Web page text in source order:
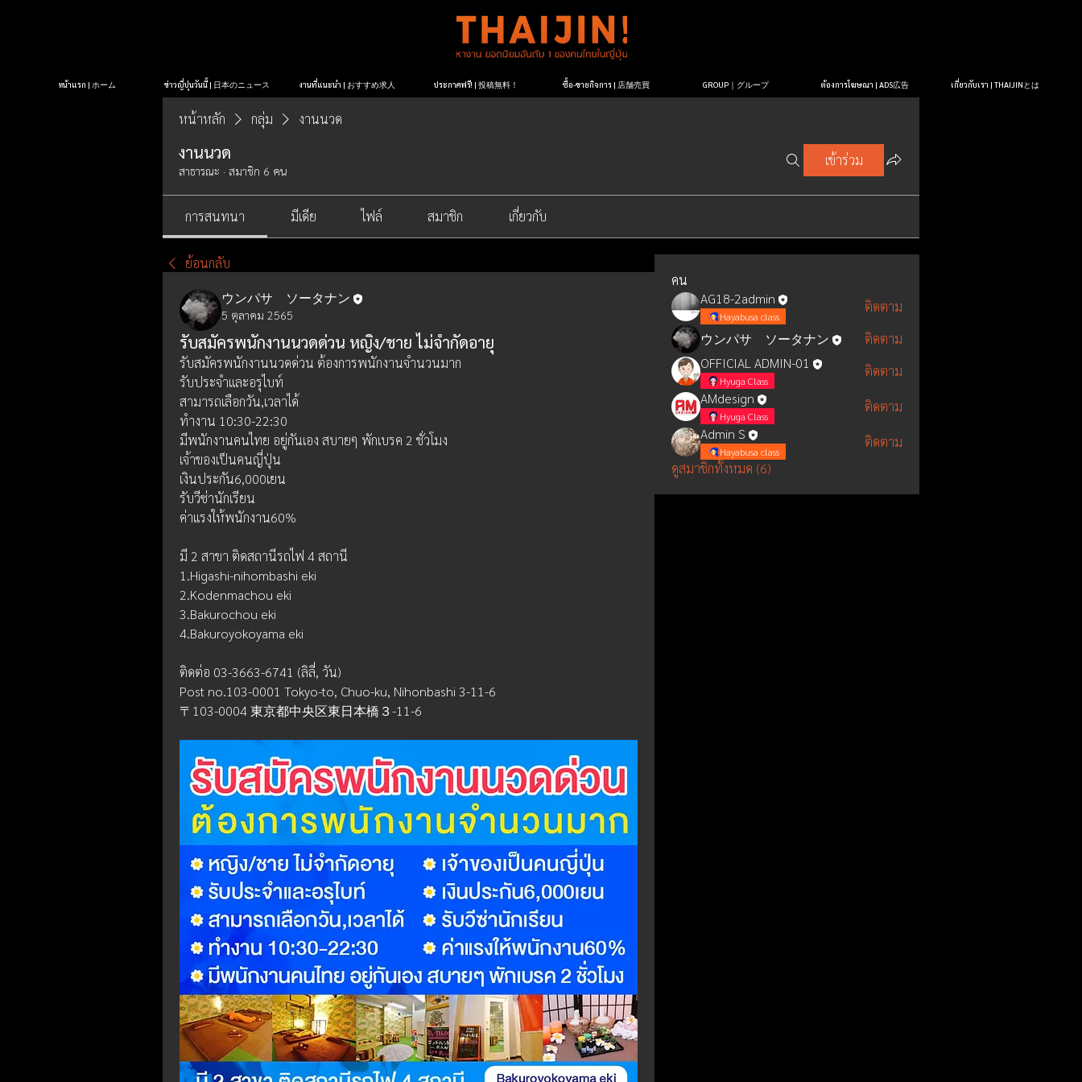
หน้าแรก | ホーム ข่าวญี่ปุ่นวันนี้ | 日本のニュース งานที่แนะนำ | おすすめ求人 ประกาศฟรี! | 投稿無料！ ซื้อ-ขายกิจการ | 店舗売買 GROUP｜グループ ต้องการโฆษณา | ADS広告 เกี่ยวกับเรา | THAIJINとは
หน้าหลัก กลุ่ม งานนวด
งานนวด
สาธารณะ · สมาชิก 6 คน
เข้าร่วม
การสนทนา มีเดีย ไฟล์ สมาชิก เกี่ยวกับ
ย้อนกลับ
ウンパサ ソータナン
5 ตุลาคม 2565
รับสมัครพนักงานนวดด่วน หญิง/ชาย ไม่จำกัดอายุ
รับสมัครพนักงานนวดด่วน ต้องการพนักงานจำนวนมาก
รับประจำและอรุไบท์
สามารถเลือกวัน,เวลาได้
ทำงาน 10:30-22:30
มีพนักงานคนไทย อยู่กันเอง สบายๆ พักเบรค 2 ชั่วโมง
เจ้าของเป็นคนญี่ปุ่น
เงินประกัน6,000เยน
รับวีซ่านักเรียน
ค่าแรงให้พนักงาน60%
มี 2 สาขา ติดสถานีรถไฟ 4 สถานี
1.Higashi-nihombashi eki
2.Kodenmachou eki
3.Bakurochou eki
4.Bakuroyokoyama eki
ติดต่อ 03-3663-6741 (ลิลี่, วัน)
Post no.103-0001 Tokyo-to, Chuo-ku, Nihonbashi 3-11-6
〒103-0004 東京都中央区東日本橋３-11-6
คน
AG18-2admin
Hayabusa class
ติดตาม
ウンパサ ソータナン
ติดตาม
OFFICIAL ADMIN-01
Hyuga Class
ติดตาม
AMdesign
Hyuga Class
ติดตาม
Admin S
Hayabusa class
ติดตาม
ดูสมาชิกทั้งหมด (6)